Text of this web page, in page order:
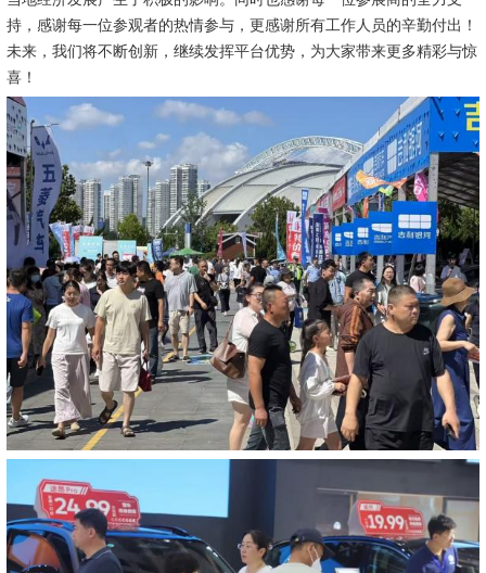
持，感谢每一位参观者的热情参与，更感谢所有工作人员的辛勤付出！
未来，我们将不断创新，继续发挥平台优势，为大家带来更多精彩与惊
喜！